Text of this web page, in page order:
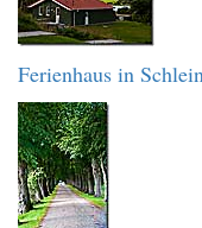
Ferienhaus in